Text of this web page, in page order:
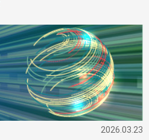
2026.03.23